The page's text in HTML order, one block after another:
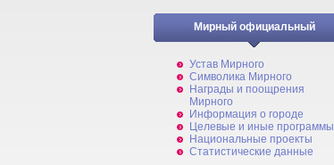
Мирный официальный
Устав Мирного
Символика Мирного
Награды и поощрения
Мирного
Информация о городе
Целевые и иные программы
Национальные проекты
Статистические данные